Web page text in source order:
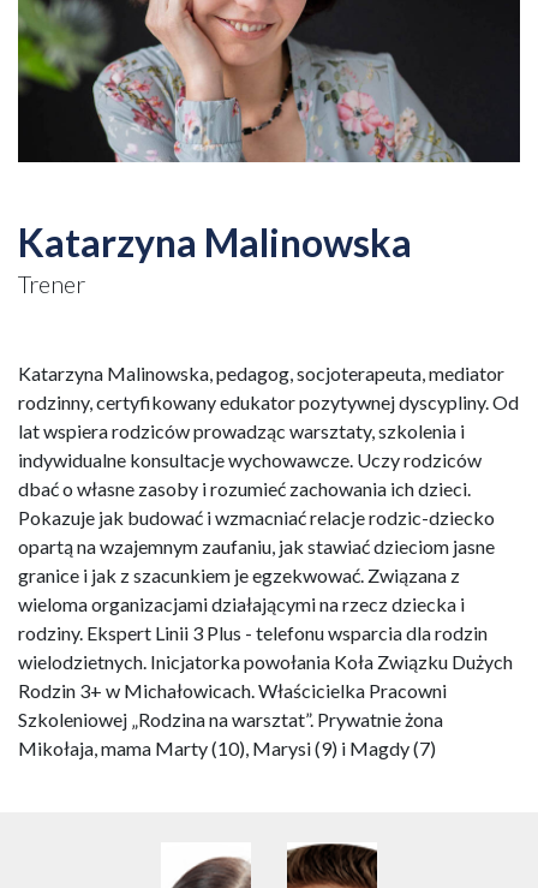
Katarzyna Malinowska
Trener
Katarzyna Malinowska, pedagog, socjoterapeuta, mediator
rodzinny, certyfikowany edukator pozytywnej dyscypliny. Od
lat wspiera rodziców prowadząc warsztaty, szkolenia i
indywidualne konsultacje wychowawcze. Uczy rodziców
dbać o własne zasoby i rozumieć zachowania ich dzieci.
Pokazuje jak budować i wzmacniać relacje rodzic-dziecko
opartą na wzajemnym zaufaniu, jak stawiać dzieciom jasne
granice i jak z szacunkiem je egzekwować. Związana z
wieloma organizacjami działającymi na rzecz dziecka i
rodziny. Ekspert Linii 3 Plus - telefonu wsparcia dla rodzin
wielodzietnych. Inicjatorka powołania Koła Związku Dużych
Rodzin 3+ w Michałowicach. Właścicielka Pracowni
Szkoleniowej „Rodzina na warsztat”. Prywatnie żona
Mikołaja, mama Marty (10), Marysi (9) i Magdy (7)